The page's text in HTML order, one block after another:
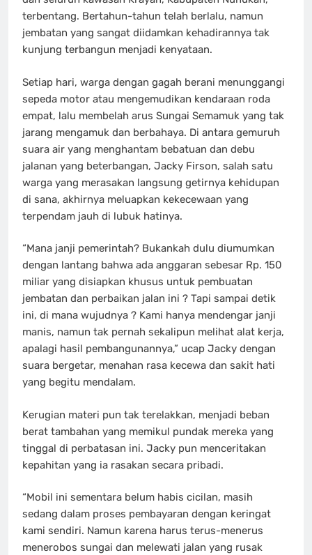
terbentang. Bertahun-tahun telah berlalu, namun
jembatan yang sangat diidamkan kehadirannya tak
kunjung terbangun menjadi kenyataan.
Setiap hari, warga dengan gagah berani menunggangi
sepeda motor atau mengemudikan kendaraan roda
empat, lalu membelah arus Sungai Semamuk yang tak
jarang mengamuk dan berbahaya. Di antara gemuruh
suara air yang menghantam bebatuan dan debu
jalanan yang beterbangan, Jacky Firson, salah satu
warga yang merasakan langsung getirnya kehidupan
di sana, akhirnya meluapkan kekecewaan yang
terpendam jauh di lubuk hatinya.
“Mana janji pemerintah? Bukankah dulu diumumkan
dengan lantang bahwa ada anggaran sebesar Rp. 150
miliar yang disiapkan khusus untuk pembuatan
jembatan dan perbaikan jalan ini ? Tapi sampai detik
ini, di mana wujudnya ? Kami hanya mendengar janji
manis, namun tak pernah sekalipun melihat alat kerja,
apalagi hasil pembangunannya,” ucap Jacky dengan
suara bergetar, menahan rasa kecewa dan sakit hati
yang begitu mendalam.
Kerugian materi pun tak terelakkan, menjadi beban
berat tambahan yang memikul pundak mereka yang
tinggal di perbatasan ini. Jacky pun menceritakan
kepahitan yang ia rasakan secara pribadi.
“Mobil ini sementara belum habis cicilan, masih
sedang dalam proses pembayaran dengan keringat
kami sendiri. Namun karena harus terus-menerus
menerobos sungai dan melewati jalan yang rusak